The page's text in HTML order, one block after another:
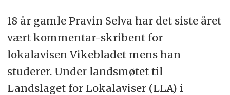
18 år gamle Pravin Selva har det siste året
vært kommentar-skribent for
lokalavisen Vikebladet mens han
studerer. Under landsmøtet til
Landslaget for Lokalaviser (LLA) i